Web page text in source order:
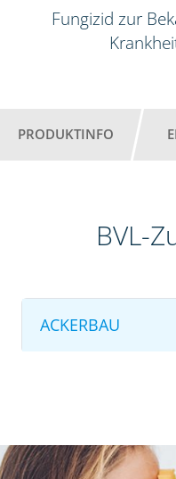
Fungizid zur
PRODUKTINFO
BVL-
ACKERBAU